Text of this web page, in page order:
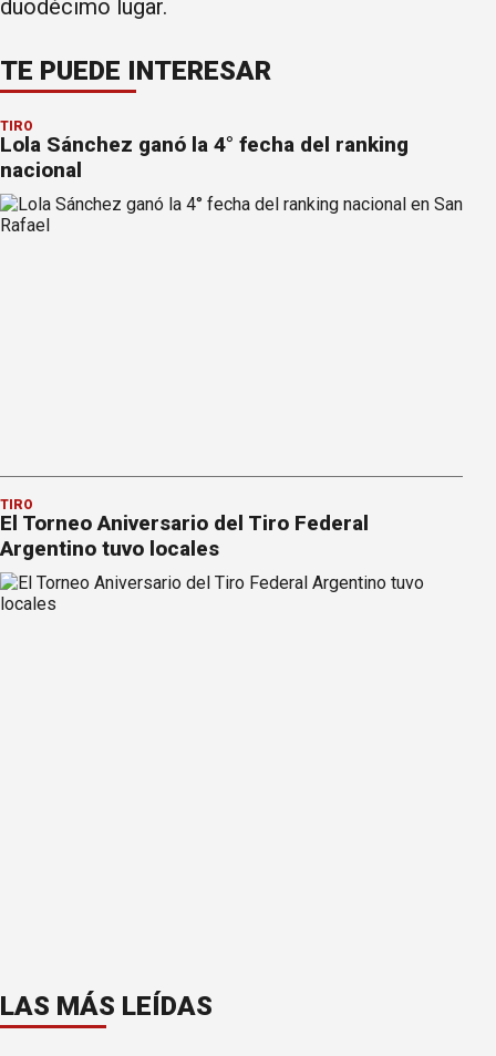
duodécimo lugar.
TE PUEDE INTERESAR
TIRO
Lola Sánchez ganó la 4° fecha del ranking
nacional
TIRO
El Torneo Aniversario del Tiro Federal
Argentino tuvo locales
LAS MÁS LEÍDAS